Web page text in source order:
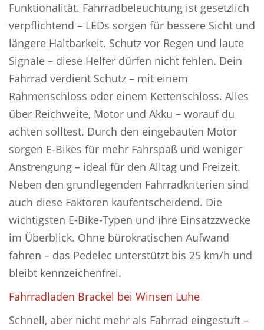
Funktionalität. Fahrradbeleuchtung ist gesetzlich
verpflichtend – LEDs sorgen für bessere Sicht und
längere Haltbarkeit. Schutz vor Regen und laute
Signale – diese Helfer dürfen nicht fehlen. Dein
Fahrrad verdient Schutz – mit einem
Rahmenschloss oder einem Kettenschloss. Alles
über Reichweite, Motor und Akku – worauf du
achten solltest. Durch den eingebauten Motor
sorgen E-Bikes für mehr Fahrspaß und weniger
Anstrengung – ideal für den Alltag und Freizeit.
Neben den grundlegenden Fahrradkriterien sind
auch diese Faktoren kaufentscheidend. Die
wichtigsten E-Bike-Typen und ihre Einsatzzwecke
im Überblick. Ohne bürokratischen Aufwand
fahren – das Pedelec unterstützt bis 25 km/h und
bleibt kennzeichenfrei.
Fahrradladen Brackel bei Winsen Luhe
Schnell, aber nicht mehr als Fahrrad eingestuft –